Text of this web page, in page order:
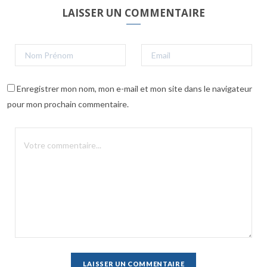
LAISSER UN COMMENTAIRE
Enregistrer mon nom, mon e-mail et mon site dans le navigateur
pour mon prochain commentaire.